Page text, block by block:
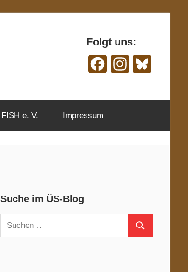
Folgt uns:
FacebookInstagram
FISH e. V. Impressum
Suche im ÜS-Blog
Suchen
nach:
Suchen